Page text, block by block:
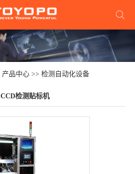
产品中心 >> 检测自动化设备
CCD检测贴标机